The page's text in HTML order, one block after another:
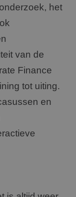
het
van de
Finance
tot uiting.
en